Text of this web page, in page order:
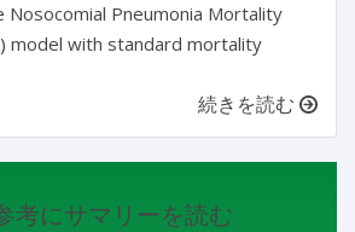
Nosocomial Pneumonia Mortality
model with standard mortality
続きを読む
考にサマリーを読む